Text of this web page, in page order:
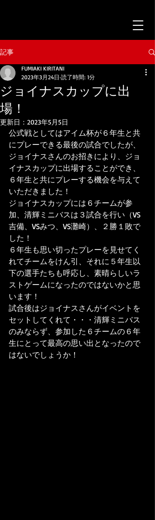
記事
ジョイナスカップに出
場！
FUMIAKI KIRITANI
2023年3月24日 読了時間: 1分
更新日： 2023年5月5日
公式戦としてはアイム杯が６年生と共
にプレーできる最後の試合でしたが、
ジョイナスさんのお招きにより、ジョ
イナスカップに出場することができ、
６年生と共にプレーする機会を与えて
いただきました！
ジョイナスカップには６チームが参
加、清輝ミニバスは３試合を行い（VS
吉備、VSみつ、VS灘崎）、２勝１敗で
した！
６年生も思い切ったプレーを見せてく
れてチームをけん引、それに５年生以
下の選手たちも呼応し、素晴らしいラ
ストゲームになったのではないかと思
います！
試合後はジョイナスさんがイベントを
セットしてくれて・・・清輝ミニバス
のみならず、参加した６チームの６年
生にとって最高の思い出となったので
はないでしょうか！